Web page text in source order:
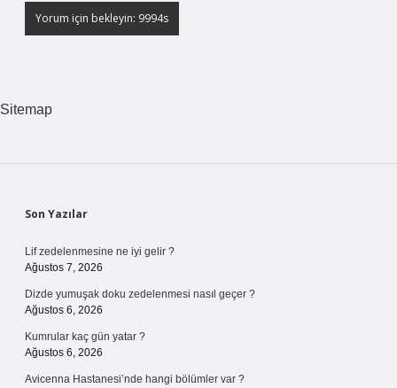
Sitemap
Sidebar
Son Yazılar
Lif zedelenmesine ne iyi gelir ?
Ağustos 7, 2026
Dizde yumuşak doku zedelenmesi nasıl geçer ?
Ağustos 6, 2026
Kumrular kaç gün yatar ?
Ağustos 6, 2026
Avicenna Hastanesi’nde hangi bölümler var ?